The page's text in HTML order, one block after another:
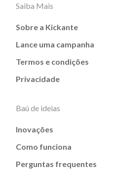
Saiba Mais
Sobre a Kickante
Lance uma campanha
Termos e condições
Privacidade
Baú de ideias
Inovações
Como funciona
Perguntas frequentes